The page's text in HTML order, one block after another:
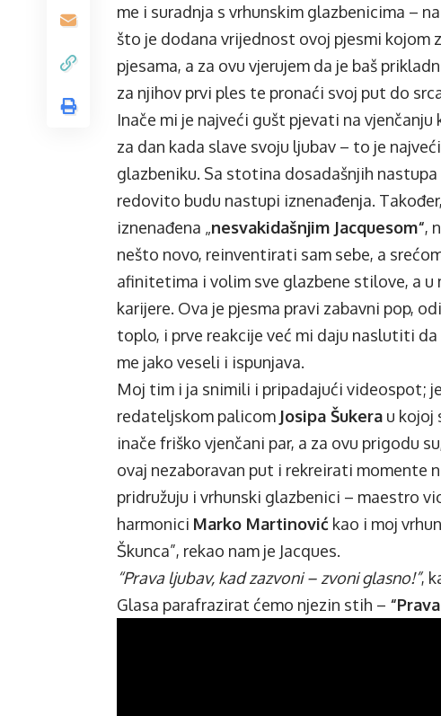
me i suradnja s vrhunskim glazbenicima –
što je dodana vrijednost ovoj pjesmi kojom
pjesama, a za ovu vjerujem da je baš
za njihov prvi ples te pronaći svoj put do
Inače mi je najveći gušt pjevati na
za dan kada slave svoju ljubav – to je
glazbeniku. Sa stotina dosadašnjih
redovito budu nastupi iznenađenja.
iznenađena „nesvakidašnjim Jacquesom“,
nešto novo, reinventirati sam sebe, a
afinitetima i volim sve glazbene stilove, a u
karijere. Ova je pjesma pravi zabavni pop,
toplo, i prve reakcije već mi daju naslutiti
me jako veseli i ispunjava.
Moj tim i ja snimili i pripadajući videospot;
redateljskom palicom Josipa Šukera u kojoj
inače friško vjenčani par, a za ovu prigodu
ovaj nezaboravan put i rekreirati momente
pridružuju i vrhunski glazbenici – maestro
harmonici Marko Martinović kao i moj
Škunca”, rekao nam je Jacques.
“Prava ljubav, kad zazvoni – zvoni glasno!”,
Glasa parafrazirat ćemo njezin stih –